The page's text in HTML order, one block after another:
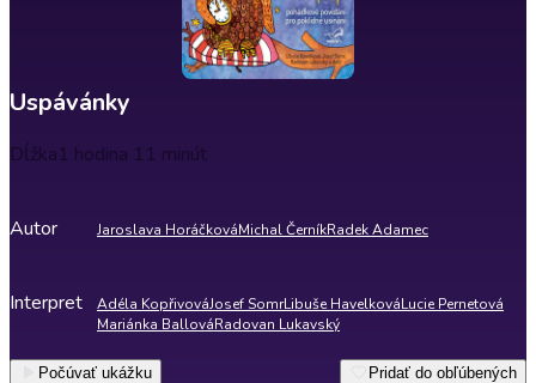
Uspávánky
Dĺžka1 hodina 11 minút
Autor Jaroslava HoráčkováMichal ČerníkRadek Adamec
Interpret Adéla KopřivováJosef SomrLibuše HavelkováLucie Pernetová
Mariánka BallováRadovan Lukavský
Počúvať ukážku Pridať do obľúbených